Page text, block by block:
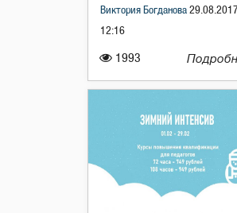
1993
Виктория Богданова 29.08.2017
12:16